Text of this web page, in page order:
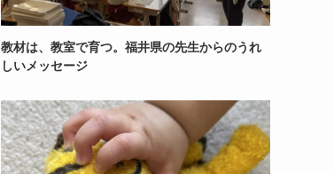
教材は、教室で育つ。福井県の先生からのうれ
しいメッセージ